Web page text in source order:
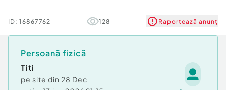
ID: 16867762 128 Raportează anunț
Persoană fizică
Titi
pe site din 28 Dec